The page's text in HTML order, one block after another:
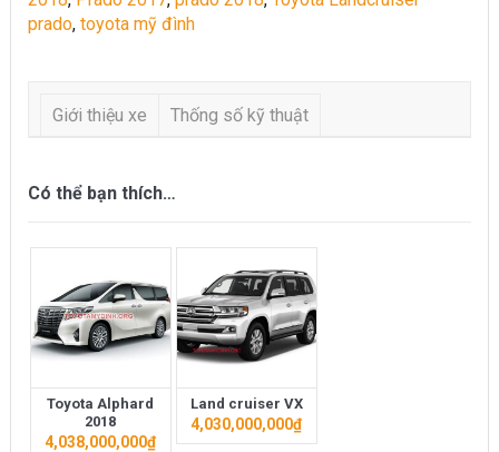
prado, toyota mỹ đình
Giới thiệu xe Thống số kỹ thuật
Có thể bạn thích…
Toyota Alphard
2018
4,038,000,000₫
Land cruiser VX
4,030,000,000₫